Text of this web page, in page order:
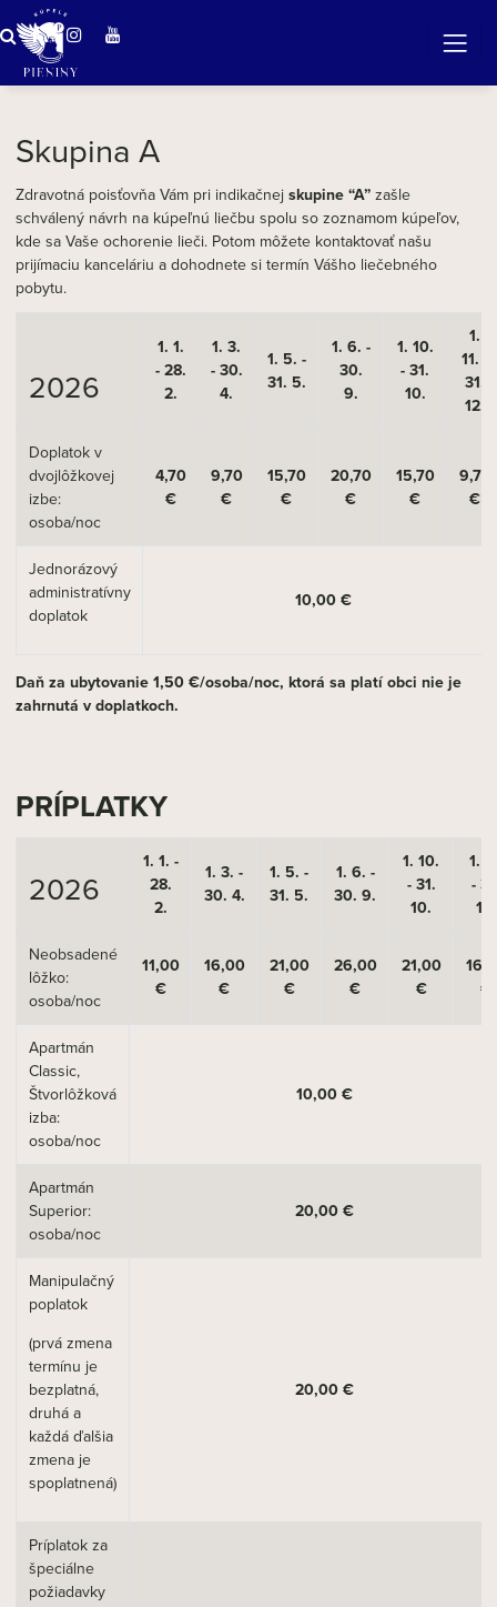
Skupina A
Zdravotná poisťovňa Vám pri indikačnej skupine “A” zašle
schválený návrh na kúpeľnú liečbu spolu so zoznamom kúpeľov,
kde sa Vaše ochorenie lieči. Potom môžete kontaktovať našu
prijímaciu kanceláriu a dohodnete si termín Vášho liečebného
pobytu.
2026
1. 1.
- 28.
2.
1. 3.
- 30.
4.
1. 5. -
31. 5.
1. 6. -
30.
9.
1. 10.
- 31.
10.
1.
11. -
31.
12.
Doplatok v
dvojlôžkovej
izbe:
osoba/noc
4,70
€
9,70
€
15,70
€
20,70
€
15,70
€
9,70
€
Jednorázový
administratívny
doplatok
10,00 €
Daň za ubytovanie 1,50 €/osoba/noc, ktorá sa platí obci nie je
zahrnutá v doplatkoch.
PRÍPLATKY
2026
1. 1. -
28.
2.
1. 3. -
30. 4.
1. 5. -
31. 5.
1. 6. -
30. 9.
1. 10.
- 31.
10.
1.
-
12.
Neobsadené
lôžko:
osoba/noc
11,00
€
16,00
€
21,00
€
26,00
€
21,00
€
€
Apartmán
Classic,
Štvorlôžková
izba:
osoba/noc
10,00 €
Apartmán
Superior:
osoba/noc
20,00 €
Manipulačný
poplatok
(prvá zmena
termínu je
bezplatná,
druhá a
každá ďalšia
zmena je
spoplatnená)
20,00 €
Príplatok za
špeciálne
požiadavky